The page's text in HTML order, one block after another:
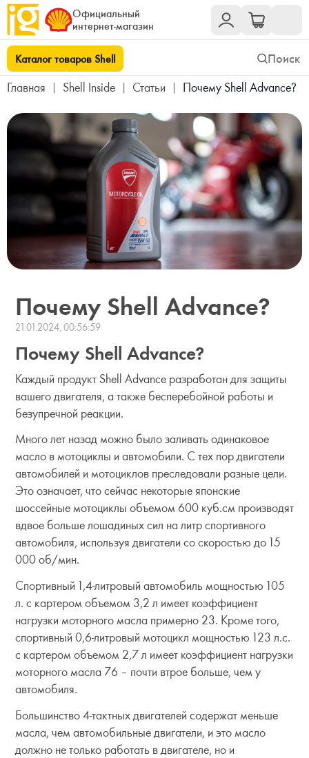
Официальный
интернет-магазин
Каталог товаров Shell
Главная | Shell Inside | Статьи | Почему Shell Advance?
Почему Shell Advance?
21.01.2024, 00:56:59
Почему Shell Advance?
Каждый продукт Shell Advance разработан для защиты
вашего двигателя, а также бесперебойной работы и
безупречной реакции.
Много лет назад можно было заливать одинаковое
масло в мотоциклы и автомобили. С тех пор двигатели
автомобилей и мотоциклов преследовали разные цели.
Это означает, что сейчас некоторые японские
шоссейные мотоциклы объемом 600 куб.см производят
вдвое больше лошадиных сил на литр спортивного
автомобиля, используя двигатели со скоростью до 15
000 об/мин.
Спортивный 1,4-литровый автомобиль мощностью 105
л. с картером объемом 3,2 л имеет коэффициент
нагрузки моторного масла примерно 23. Кроме того,
спортивный 0,6-литровый мотоцикл мощностью 123 л.с.
с картером объемом 2,7 л имеет коэффициент нагрузки
моторного масла 76 – почти втрое больше, чем у
автомобиля.
Большинство 4-тактных двигателей содержат меньше
масла, чем автомобильные двигатели, и это масло
должно не только работать в двигателе, но и